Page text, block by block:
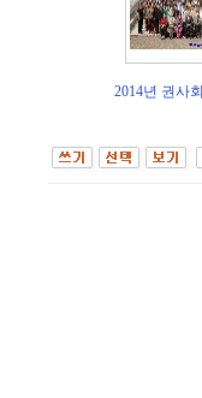
2014년 권사